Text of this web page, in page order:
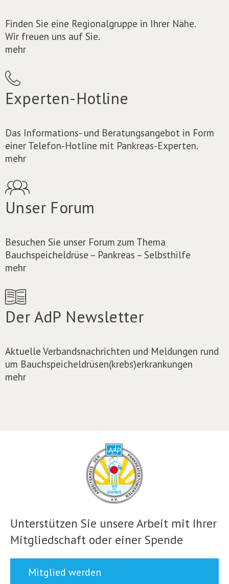
Finden Sie eine Regionalgruppe in Ihrer Nähe.
Wir freuen uns auf Sie.
mehr
Experten-Hotline
Das Informations- und Beratungsangebot in Form
einer Telefon-Hotline mit Pankreas-Experten.
mehr
Unser Forum
Besuchen Sie unser Forum zum Thema
Bauchspeicheldrüse – Pankreas – Selbsthilfe
mehr
Der AdP Newsletter
Aktuelle Verbandsnachrichten und Meldungen rund
um Bauchspeicheldrüsen(krebs)erkrankungen
mehr
Unterstützen Sie unsere Arbeit mit Ihrer
Mitgliedschaft oder einer Spende
Mitglied werden